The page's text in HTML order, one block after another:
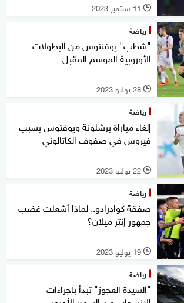
l 11 سبتمبر 2023
رياضة
"شطب" يوفنتوس من البطولات
الأوروبية الموسم المقبل
l 28 يوليو 2023
رياضة
إلغاء مباراة برشلونة ويوفتوس بسبب
فيروس في صفوف الكاتالوني
l 22 يوليو 2023
رياضة
صفقة كوادرادو.. لماذا أشعلت غضب
جمهور إنتر ميلان؟
l 19 يوليو 2023
رياضة
"السيدة العجوز" تبدأ بإجراءات